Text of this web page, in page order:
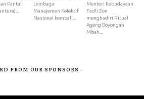
Pantai
Lembaga
Manajemen Kolektif
Nasional kembali...
Menteri Kebudayaan
Fadli Zon
menghadiri Ritual
Ageng Boyongan
Mbah...
FROM OUR SPONSORS -